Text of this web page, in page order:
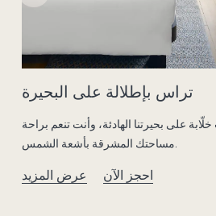
تراس بإطلالة على البحيرة
على بحيرتنا الهادئة، وأنت تنعم براحة
مساحتك المشرقة بأشعة الشمس.
عرض المزيد احجز الآن